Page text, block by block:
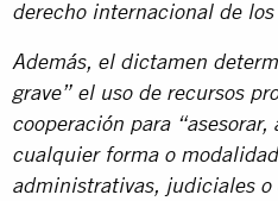
derecho internacional de
Además, el dictamen
grave” el uso de recursos
cooperación para
cualquier forma o
administrativas, judiciales o